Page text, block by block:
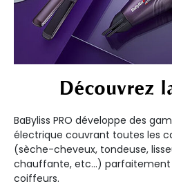
Découvrez
BaByliss PRO développe des
électrique couvrant toutes les
(sèche-cheveux, tondeuse,
chauffante, etc...) parfaitement
coiffeurs.